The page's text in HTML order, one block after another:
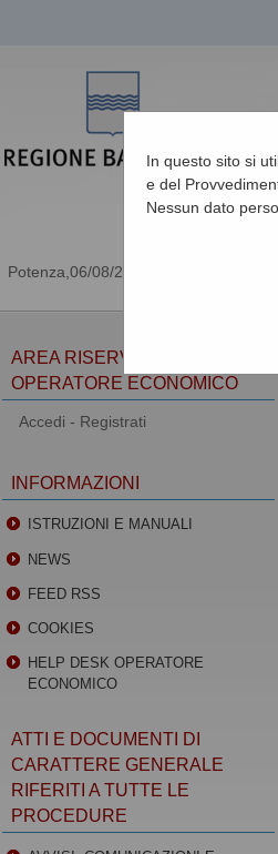
06/08/2026 07:49
In questo sito si
e del
Nessun dato
AREA RISERVATA
OPERATORE ECONOMICO
Accedi - Registrati
INFORMAZIONI
ISTRUZIONI E MANUALI
NEWS
FEED RSS
COOKIES
HELP DESK OPERATORE
ECONOMICO
ATTI E DOCUMENTI DI
CARATTERE GENERALE
RIFERITI A TUTTE LE
PROCEDURE